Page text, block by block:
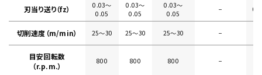
刃当り送り（fz）
0.03〜
0.05
0.03〜
0.05
0.03〜
0.05
−
切削速度（m/min） 25〜30 25〜30 25〜30 −
目安回転数
（r.p.m.）
800 800 800 −